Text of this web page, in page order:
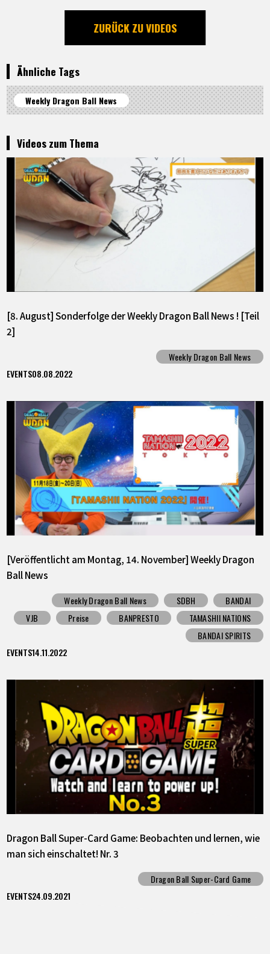
ZURÜCK ZU VIDEOS
Ähnliche Tags
Weekly Dragon Ball News
Videos zum Thema
[8. August] Sonderfolge der Weekly Dragon Ball News ! [Teil
2]
Weekly Dragon Ball News
EVENTS08.08.2022
[Veröffentlicht am Montag, 14. November] Weekly Dragon
Ball News
Weekly Dragon Ball News SDBH
BANDAI
VJB
Preise BANPRESTO
TAMASHII NATIONS
BANDAI SPIRITS
EVENTS14.11.2022
Dragon Ball Super-Card Game: Beobachten und lernen, wie
man sich einschaltet! Nr. 3
Dragon Ball Super-Card Game
EVENTS24.09.2021